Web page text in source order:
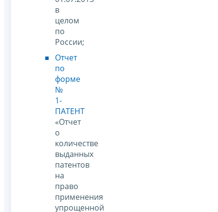
в
целом
по
России;
Отчет
по
форме
№
1-
ПАТЕНТ
«Отчет
о
количестве
выданных
патентов
на
право
применения
упрощенной